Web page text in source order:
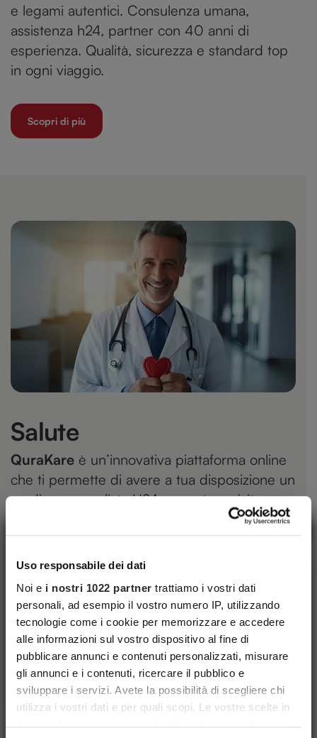
Uso responsabile dei dati
Noi e i nostri 1022 partner trattiamo i vostri dati
personali, ad esempio il vostro numero IP, utilizzando
tecnologie come i cookie per memorizzare e accedere
alle informazioni sul vostro dispositivo al fine di
pubblicare annunci e contenuti personalizzati, misurare
gli annunci e i contenuti, ricercare il pubblico e
sviluppare i servizi. Avete la possibilità di scegliere chi
utilizza i vostri dati e per quali scopi. Le vostre scelte in
materia di privacy sono applicabili solo su questa
e legami autentici. Consulenza umana,
assistenza h24, partner con 40 anni di
esperienza. Qualità, sicurezza e standard top
in ogni viaggio.
Scopri di più
Salute
QuraKare è un’innovativa piattaforma online
che ti permette di avere a tua disposizione un
medico generalista H24, prenotare visite a
prezzi privilegiati senza tempi di attesa e
organizzare percorsi di prevenzione per te e i
tuoi cari. Fino al 30 ottobre acquista la carta
BHC50.
Scopri di più
Iscriviti alla Newsletter
Cocooners!
Conosci nuove persone e scopri tutte le proposte che
abbiamo riservato per te:
viaggi, corsi e sconti pensati per gli Over55!